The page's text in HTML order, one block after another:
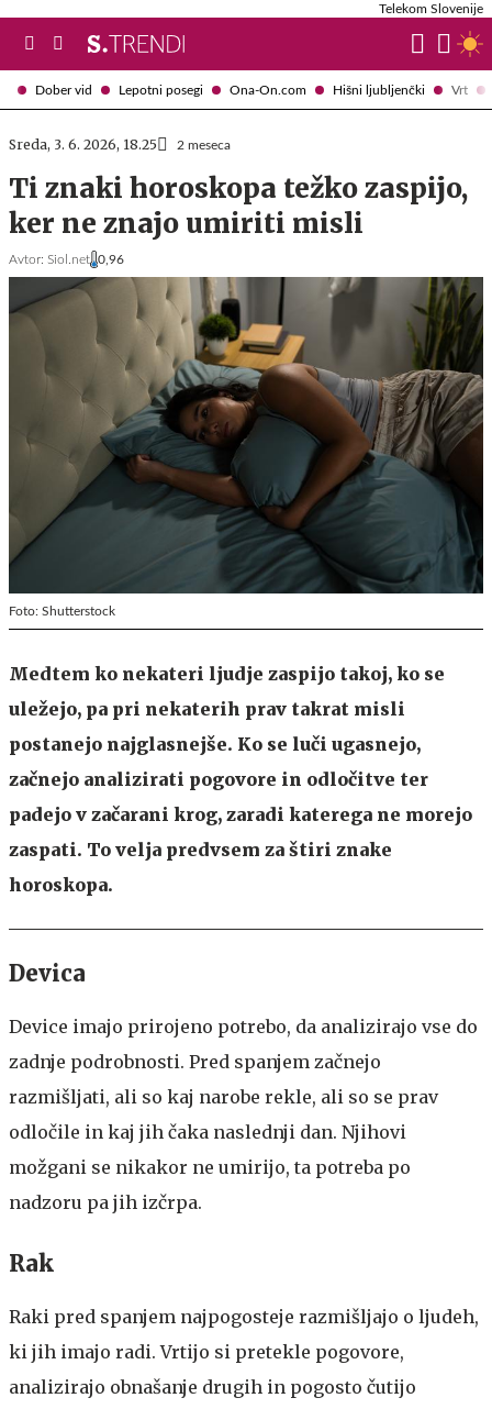
Dober vid Lepotni posegi Ona-On.com Hišni ljubljenčki Vrt
Telekom Slovenije
Sreda, 3. 6. 2026, 18.25 2 meseca
Ti znaki horoskopa težko zaspijo,
ker ne znajo umiriti misli
Avtor: Siol.net 0,96
Foto: Shutterstock
Medtem ko nekateri ljudje zaspijo takoj, ko se
uležejo, pa pri nekaterih prav takrat misli
postanejo najglasnejše. Ko se luči ugasnejo,
začnejo analizirati pogovore in odločitve ter
padejo v začarani krog, zaradi katerega ne morejo
zaspati. To velja predvsem za štiri znake
horoskopa.
Devica
Device imajo prirojeno potrebo, da analizirajo vse do
zadnje podrobnosti. Pred spanjem začnejo
razmišljati, ali so kaj narobe rekle, ali so se prav
odločile in kaj jih čaka naslednji dan. Njihovi
možgani se nikakor ne umirijo, ta potreba po
nadzoru pa jih izčrpa.
Rak
Raki pred spanjem najpogosteje razmišljajo o ljudeh,
ki jih imajo radi. Vrtijo si pretekle pogovore,
analizirajo obnašanje drugih in pogosto čutijo